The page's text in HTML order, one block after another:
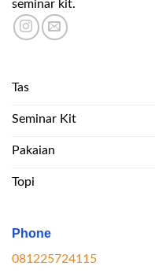
seminar kit.
Tas
Seminar Kit
Pakaian
Topi
Phone
081225724115